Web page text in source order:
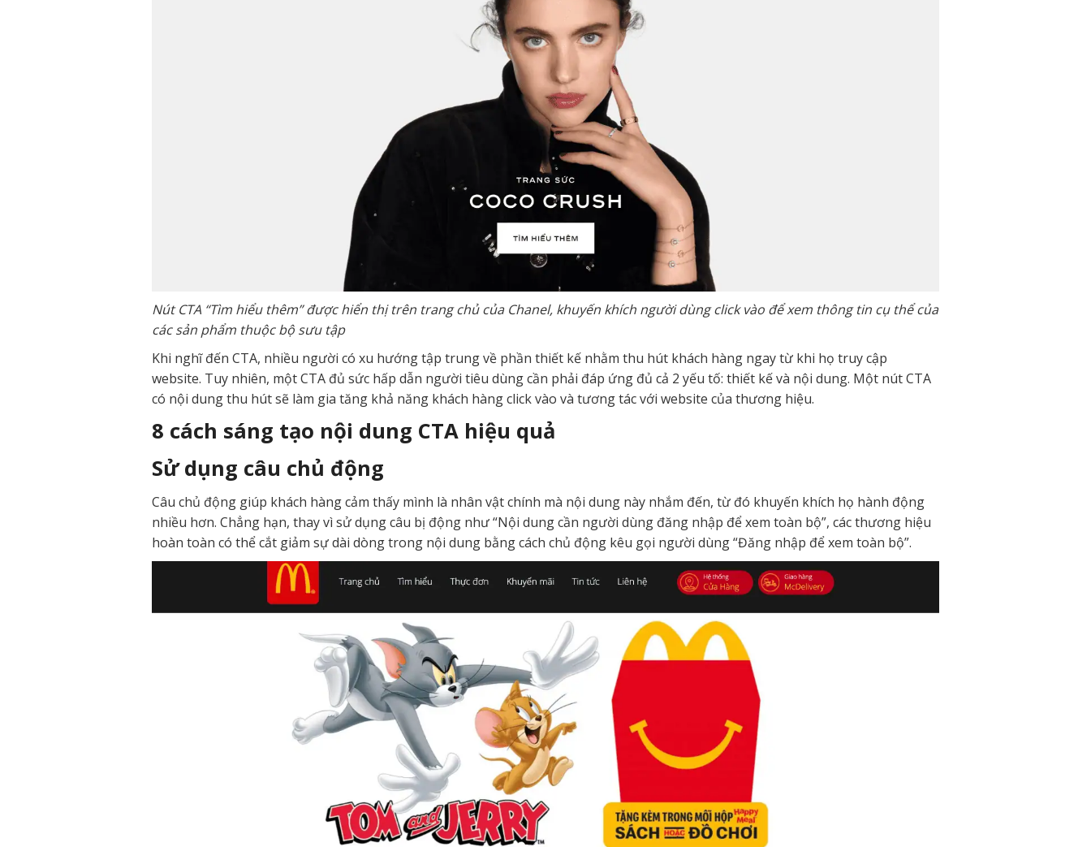
Nút CTA “Tìm hiểu thêm” được hiển thị trên trang chủ của Chanel, khuyến khích người dùng click vào để xem thông tin cụ thể của
các sản phẩm thuộc bộ sưu tập
Khi nghĩ đến CTA, nhiều người có xu hướng tập trung về phần thiết kế nhằm thu hút khách hàng ngay từ khi họ truy cập
website. Tuy nhiên, một CTA đủ sức hấp dẫn người tiêu dùng cần phải đáp ứng đủ cả 2 yếu tố: thiết kế và nội dung. Một nút CTA
có nội dung thu hút sẽ làm gia tăng khả năng khách hàng click vào và tương tác với website của thương hiệu.
8 cách sáng tạo nội dung CTA hiệu quả
Sử dụng câu chủ động
Câu chủ động giúp khách hàng cảm thấy mình là nhân vật chính mà nội dung này nhắm đến, từ đó khuyến khích họ hành động
nhiều hơn. Chẳng hạn, thay vì sử dụng câu bị động như “Nội dung cần người dùng đăng nhập để xem toàn bộ”, các thương hiệu
hoàn toàn có thể cắt giảm sự dài dòng trong nội dung bằng cách chủ động kêu gọi người dùng “Đăng nhập để xem toàn bộ”.